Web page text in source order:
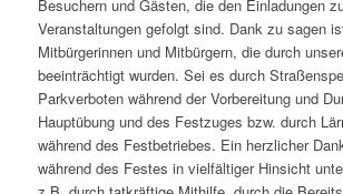
Besuchern und Gästen, die den Einladungen
Veranstaltungen gefolgt sind. Dank zu sagen
Mitbürgerinnen und Mitbürgern, die durch
beeinträchtigt wurden. Sei es durch
Parkverboten während der Vorbereitung und
Hauptübung und des Festzuges bzw. durch
während des Festbetriebes. Ein herzlicher
während des Festes in vielfältiger Hinsicht